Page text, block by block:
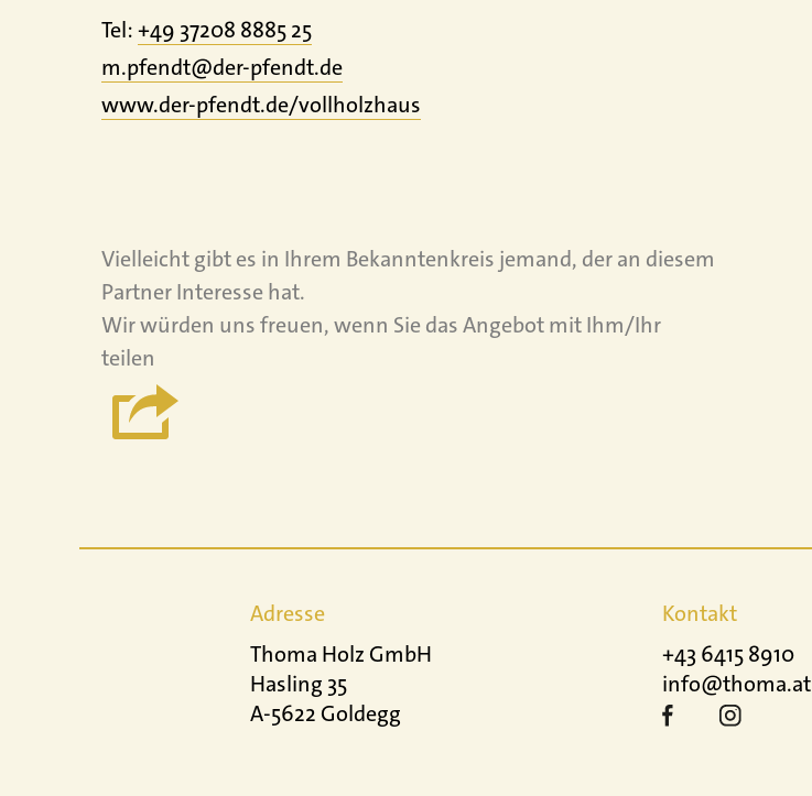
Tel:+49 37208 8885 25
m.pfendt@der-pfendt.de
www.der-pfendt.de/vollholzhaus
Vielleicht gibt es in Ihrem Bekanntenkreis jemand, der an diesem
Partner Interesse hat.
Wir würden uns freuen, wenn Sie das Angebot mit Ihm/Ihr
teilen
Adresse
Thoma Holz GmbH
Hasling 35
A-5622 Goldegg
Kontakt
+43 6415 8910
info@thoma.at